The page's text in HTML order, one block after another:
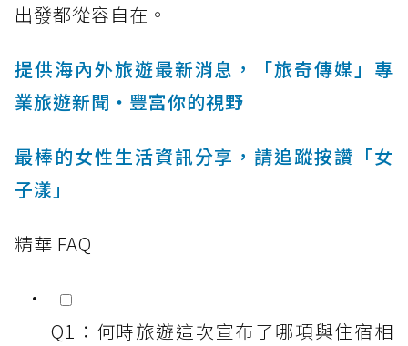
出發都從容自在。
提供海內外旅遊最新消息，「旅奇傳媒」專
業旅遊新聞‧豐富你的視野
最棒的女性生活資訊分享，請追蹤按讚「女
子漾」
精華 FAQ
Q1：何時旅遊這次宣布了哪項與住宿相